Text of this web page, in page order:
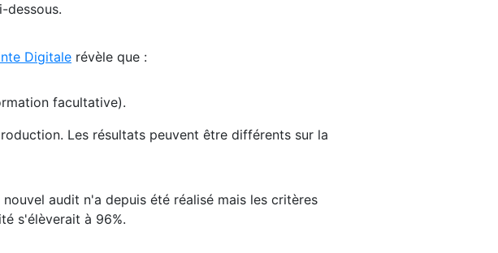
dessous.
Digitale révèle que :
facultative).
Les résultats peuvent être différents sur la
audit n'a depuis été réalisé mais les critères
s'élèverait à 96%.